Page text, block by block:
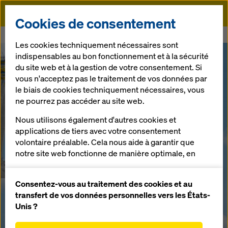
Doka
Cookies de consentement
Les cookies techniquement nécessaires sont
indispensables au bon fonctionnement et à la sécurité
du site web et à la gestion de votre consentement. Si
vous n'acceptez pas le traitement de vos données par
le biais de cookies techniquement nécessaires, vous
ne pourrez pas accéder au site web.
Nous utilisons également d'autres cookies et
applications de tiers avec votre consentement
volontaire préalable. Cela nous aide à garantir que
notre site web fonctionne de manière optimale, en
améliorer en permanence la fonctionnalité de
notre site web (cookies fonctionnels et
statistiques),
Consentez-vous au traitement des cookies et au
transfert de vos données personnelles vers les États-
Unis ?